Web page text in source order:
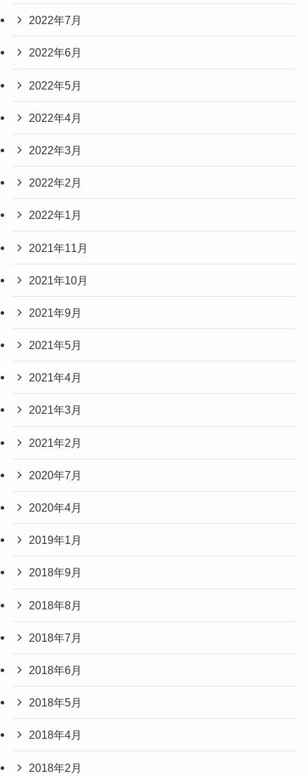
2022年7月
2022年6月
2022年5月
2022年4月
2022年3月
2022年2月
2022年1月
2021年11月
2021年10月
2021年9月
2021年5月
2021年4月
2021年3月
2021年2月
2020年7月
2020年4月
2019年1月
2018年9月
2018年8月
2018年7月
2018年6月
2018年5月
2018年4月
2018年2月